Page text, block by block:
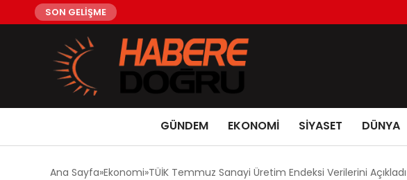
SON GELİŞME
GÜNDEM EKONOMİ SİYASET DÜNYA
Ana Sayfa Ekonomi TÜİK Temmuz Sanayi Üretim Endeksi Verilerini Açıkladı